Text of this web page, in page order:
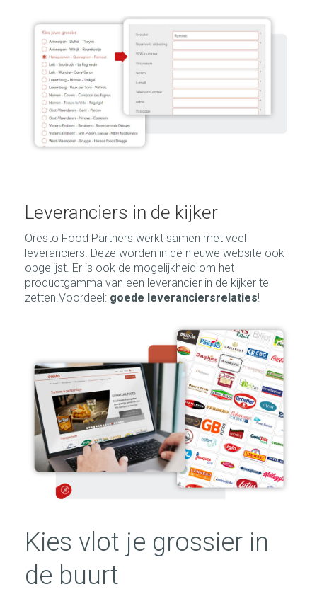
Leveranciers in de kijker
Oresto Food Partners werkt samen met veel
leveranciers. Deze worden in de nieuwe website ook
opgelijst. Er is ook de mogelijkheid om het
productgamma van een leverancier in de kijker te
zetten.Voordeel: goede leveranciersrelaties!
Kies vlot je grossier in
de buurt